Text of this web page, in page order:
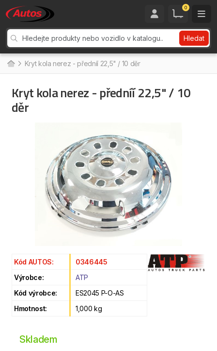
0
Hledat
Kryt kola nerez - předníí 22,5" / 10 děr
Kryt kola nerez - předníí 22,5" / 10
děr
Kód AUTOS:
0346445
Výrobce:
ATP
Kód výrobce:
ES2045 P-O-AS
Hmotnost:
1,000 kg
Skladem